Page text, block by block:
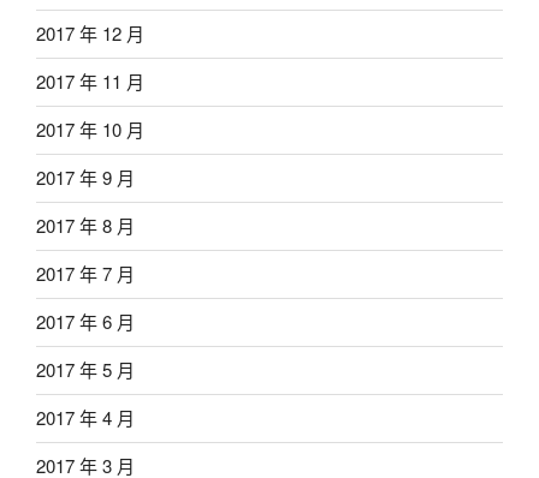
2017 年 12 月
2017 年 11 月
2017 年 10 月
2017 年 9 月
2017 年 8 月
2017 年 7 月
2017 年 6 月
2017 年 5 月
2017 年 4 月
2017 年 3 月